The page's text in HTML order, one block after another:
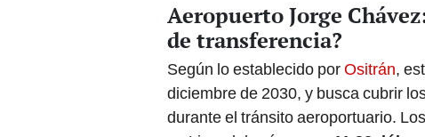
Aeropuerto Jorge
de transferencia?
Según lo establecido porOsitrán,
diciembre de 2030, y busca cubrir
durante el tránsito aeroportuario.